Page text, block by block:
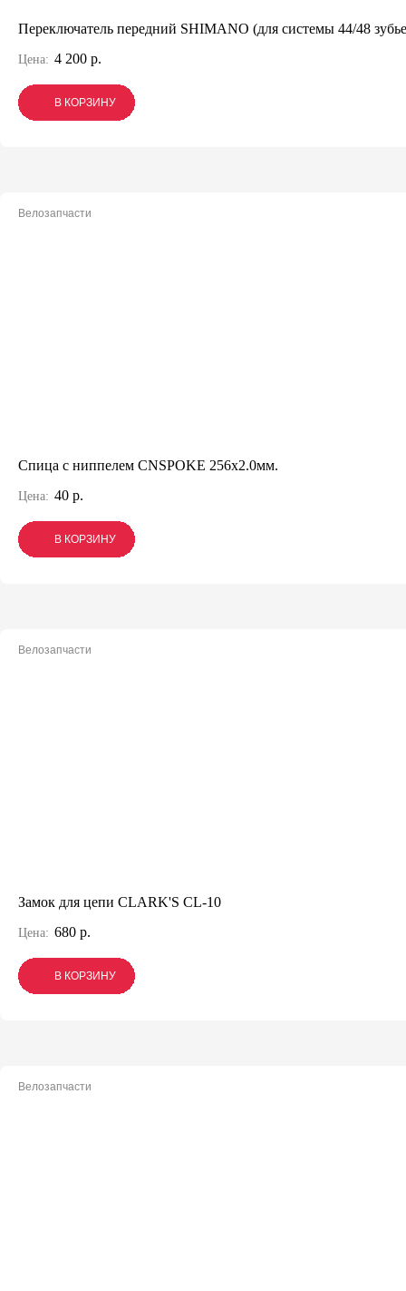
Переключатель передний SHIMANO (для системы 44/48
Цена: 4 200 р.
В КОРЗИНУ
В КОРЗИНУ
В КОРЗИНУ
Велозапчасти
Спица с ниппелем CNSPOKE 256х2.0мм.
Цена: 40 р.
В КОРЗИНУ
В КОРЗИНУ
В КОРЗИНУ
Велозапчасти
Замок для цепи CLARK'S CL-10
Цена: 680 р.
В КОРЗИНУ
В КОРЗИНУ
В КОРЗИНУ
Велозапчасти